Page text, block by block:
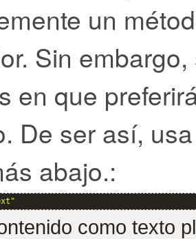
un
Sin
en que
De ser así,
abajo.:
como texto